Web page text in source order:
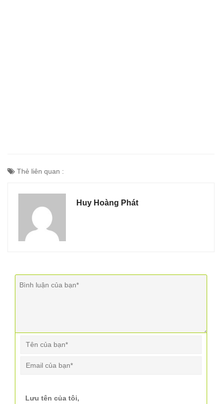
Thẻ liên quan :
Huy Hoàng Phát
Lưu tên của tôi,